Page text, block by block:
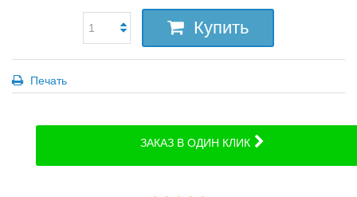
Купить
Печать
ЗАКАЗ В ОДИН КЛИК